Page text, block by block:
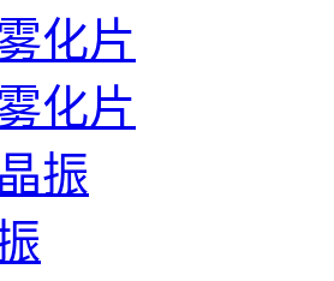
化片
化片
振